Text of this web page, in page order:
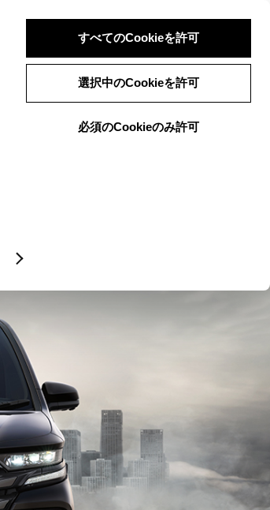
すべてのCookieを許可
選択中のCookieを許可
必須のCookieのみ許可
ログイン 検索 メニュー